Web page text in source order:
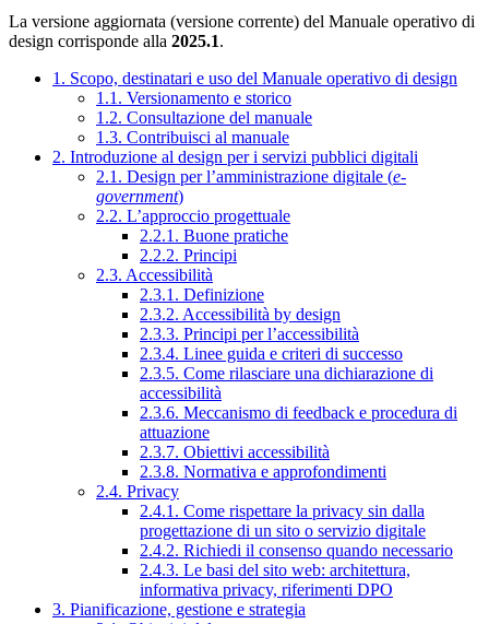
La versione aggiornata (versione corrente) del Manuale operativo di
design corrisponde alla 2025.1.
1. Scopo, destinatari e uso del Manuale operativo di design
1.1. Versionamento e storico
1.2. Consultazione del manuale
1.3. Contribuisci al manuale
2. Introduzione al design per i servizi pubblici digitali
2.1. Design per l’amministrazione digitale (e-
government)
2.2. L’approccio progettuale
2.2.1. Buone pratiche
2.2.2. Principi
2.3. Accessibilità
2.3.1. Definizione
2.3.2. Accessibilità by design
2.3.3. Principi per l’accessibilità
2.3.4. Linee guida e criteri di successo
2.3.5. Come rilasciare una dichiarazione di
accessibilità
2.3.6. Meccanismo di feedback e procedura di
attuazione
2.3.7. Obiettivi accessibilità
2.3.8. Normativa e approfondimenti
2.4. Privacy
2.4.1. Come rispettare la privacy sin dalla
progettazione di un sito o servizio digitale
2.4.2. Richiedi il consenso quando necessario
2.4.3. Le basi del sito web: architettura,
informativa privacy, riferimenti DPO
3. Pianificazione, gestione e strategia